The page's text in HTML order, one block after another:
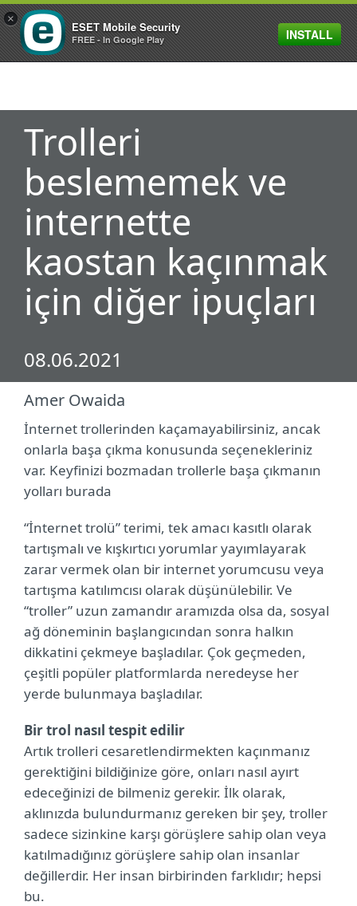
MENU
Trolleri
beslememek ve
internette
kaostan kaçınmak
için diğer ipuçları
08.06.2021
Amer Owaida
İnternet trollerinden kaçamayabilirsiniz, ancak
onlarla başa çıkma konusunda seçenekleriniz
var. Keyfinizi bozmadan trollerle başa çıkmanın
yolları burada
“İnternet trolü” terimi, tek amacı kasıtlı olarak
tartışmalı ve kışkırtıcı yorumlar yayımlayarak
zarar vermek olan bir internet yorumcusu veya
tartışma katılımcısı olarak düşünülebilir. Ve
“troller” uzun zamandır aramızda olsa da, sosyal
ağ döneminin başlangıcından sonra halkın
dikkatini çekmeye başladılar. Çok geçmeden,
çeşitli popüler platformlarda neredeyse her
yerde bulunmaya başladılar.
Bir trol nasıl tespit edilir
Artık trolleri cesaretlendirmekten kaçınmanız
gerektiğini bildiğinize göre, onları nasıl ayırt
edeceğinizi de bilmeniz gerekir. İlk olarak,
aklınızda bulundurmanız gereken bir şey, troller
sadece sizinkine karşı görüşlere sahip olan veya
katılmadığınız görüşlere sahip olan insanlar
değillerdir. Her insan birbirinden farklıdır; hepsi
bu.
×
ESET Mobile Security
FREE - In Google Play INSTALL